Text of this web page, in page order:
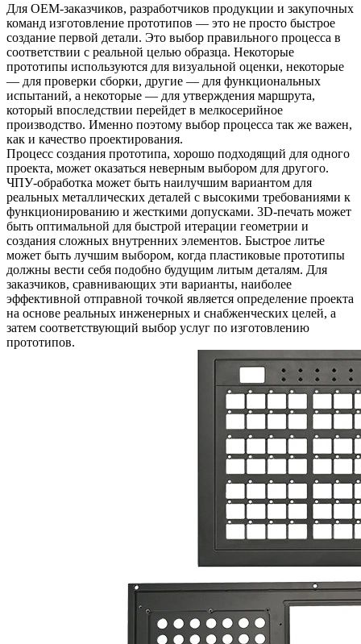
Для OEM-заказчиков, разработчиков продукции и закупочных
команд изготовление прототипов — это не просто быстрое
создание первой детали. Это выбор правильного процесса в
соответствии с реальной целью образца. Некоторые
прототипы используются для визуальной оценки, некоторые
— для проверки сборки, другие — для функциональных
испытаний, а некоторые — для утверждения маршрута,
который впоследствии перейдет в мелкосерийное
производство. Именно поэтому выбор процесса так же важен,
как и качество проектирования.
Процесс создания прототипа, хорошо подходящий для одного
проекта, может оказаться неверным выбором для другого.
ЧПУ-обработка может быть наилучшим вариантом для
реальных металлических деталей с высокими требованиями к
функционированию и жесткими допусками. 3D-печать может
быть оптимальной для быстрой итерации геометрии и
создания сложных внутренних элементов. Быстрое литье
может быть лучшим выбором, когда пластиковые прототипы
должны вести себя подобно будущим литым деталям. Для
заказчиков, сравнивающих эти варианты, наиболее
эффективной отправной точкой является определение проекта
на основе реальных инженерных и снабженческих целей, а
затем соответствующий выбор услуг по изготовлению
прототипов.